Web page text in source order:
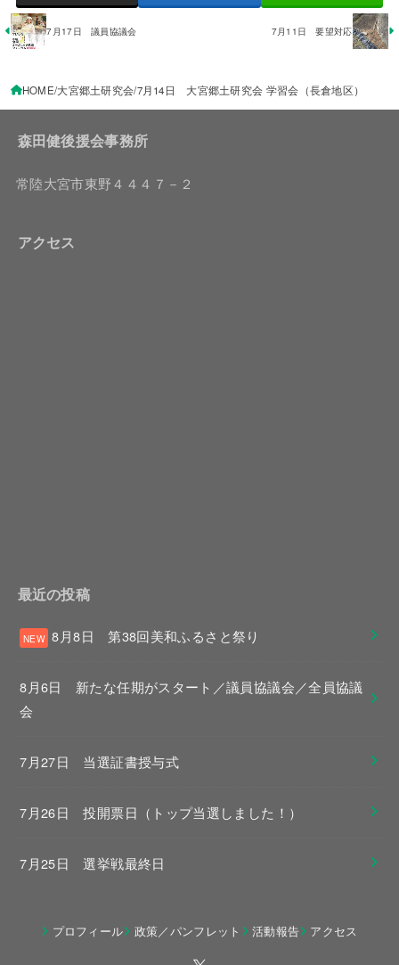
7月17日 議員協議会 7月11日 要望対応
HOME 大宮郷土研究会 7月14日 大宮郷土研究会 学習会（長倉地区）
森田健後援会事務所
常陸大宮市東野４４４７－２
アクセス
最近の投稿
8月8日 第38回美和ふるさと祭り
8月6日 新たな任期がスタート／議員協議会／全員協議
会
7月27日 当選証書授与式
7月26日 投開票日（トップ当選しました！）
7月25日 選挙戦最終日
プロフィール 政策／パンフレット 活動報告 アクセス